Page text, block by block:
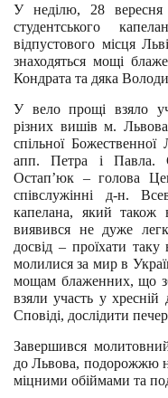
У неділю, 28
студентського
відпустового місця
знаходяться мощі
Кондрата та дяка
У вело прощі взяло
різних вишів м.
спільної Божественної
апп. Петра і Павла.
Остап’юк – голова
співслужінні д-н.
капелана, який також
виявився не дуже
досвід – проїхати
молилися за мир в
мощам блаженних, що
взяли участь у хресній
Сповіді, дослідити
Завершився
до Львова, подорожжю
міцними обіймами та